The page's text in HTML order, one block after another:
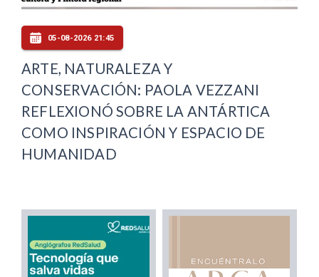
05-08-2026 21:45
ARTE, NATURALEZA Y
CONSERVACIÓN: PAOLA VEZZANI
REFLEXIONÓ SOBRE LA ANTÁRTICA
COMO INSPIRACIÓN Y ESPACIO DE
HUMANIDAD